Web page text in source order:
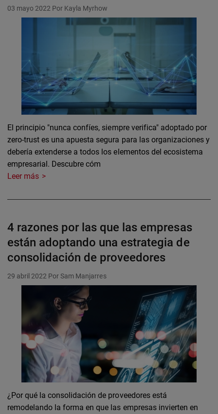
03 mayo 2022 Por Kayla Myrhow
El principio "nunca confíes, siempre verifica" adoptado por
zero-trust es una apuesta segura para las organizaciones y
debería extenderse a todos los elementos del ecosistema
empresarial. Descubre cóm
Leer más
4 razones por las que las empresas
están adoptando una estrategia de
consolidación de proveedores
29 abril 2022 Por Sam Manjarres
¿Por qué la consolidación de proveedores está
remodelando la forma en que las empresas invierten en